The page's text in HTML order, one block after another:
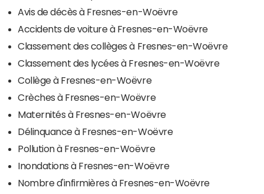
Avis de décès à Fresnes-en-Woëvre
Accidents de voiture à Fresnes-en-Woëvre
Classement des collèges à Fresnes-en-Woëvre
Classement des lycées à Fresnes-en-Woëvre
Collège à Fresnes-en-Woëvre
Crèches à Fresnes-en-Woëvre
Maternités à Fresnes-en-Woëvre
Délinquance à Fresnes-en-Woëvre
Pollution à Fresnes-en-Woëvre
Inondations à Fresnes-en-Woëvre
Nombre d'infirmières à Fresnes-en-Woëvre